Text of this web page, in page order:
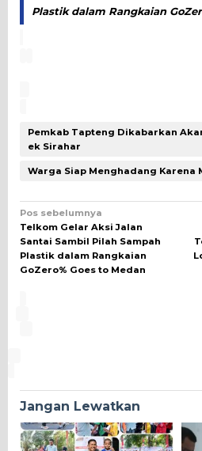
Plastik dalam Rangkaian
Pemkab Tapteng Dikabarkan
ek Sirahar
Warga Siap Menghadang Karena
Navigasi
pos
Pos sebelumnya
Telkom Gelar Aksi Jalan
Santai Sambil Pilah Sampah
Plastik dalam Rangkaian
GoZero% Goes to Medan
Jangan Lewatkan